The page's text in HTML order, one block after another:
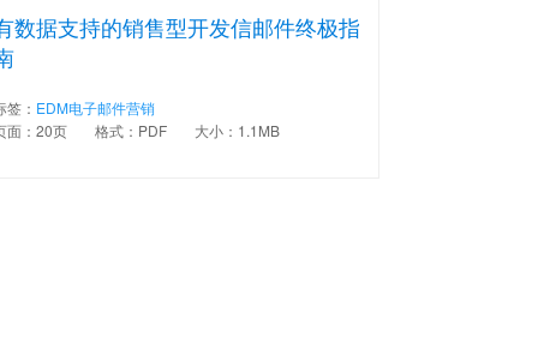
数据支持的销售型开发信邮件终极指
签： EDM电子邮件营销
面：20页
格式：PDF 大小：1.1MB